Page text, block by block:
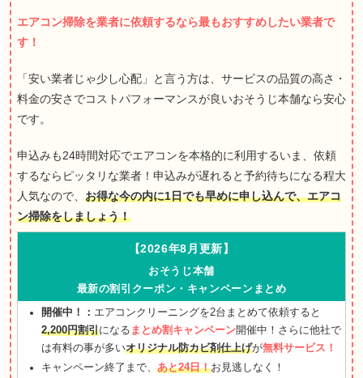
エアコン掃除を業者に依頼するなら最もおすすめしたい業者で
す！
「安い業者じゃ少し心配」と言う方は、サービスの品質の高さ・
料金の安さでコストパフォーマンスが良いおそうじ本舗なら安心
です。
申込みも24時間対応でエアコンを本格的に利用するいま、依頼
するならピッタリな業者！申込みが遅れると予約待ちになる程大
人気なので、 お得な今の内に1日でも早めに申し込んで、エアコ
ン掃除をしましょう！
【2026年8月更新】
おそうじ本舗
最新の割引クーポン・キャンペーンまとめ
開催中！： エアコンクリーニングを2台まとめて依頼すると
2,200円割引になる まとめ割キャンペーン開催中！さらに他社で
は有料の事が多いオリジナル防カビ剤仕上げが無料サービス！
キャンペーン終了まで、 あと24日！お見逃しなく！